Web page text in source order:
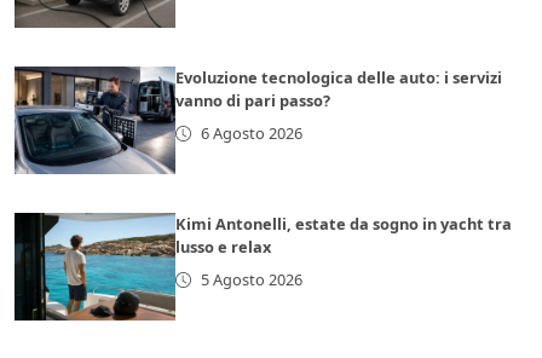
Evoluzione tecnologica delle auto: i servizi
vanno di pari passo?
6 Agosto 2026
Kimi Antonelli, estate da sogno in yacht tra
lusso e relax
5 Agosto 2026